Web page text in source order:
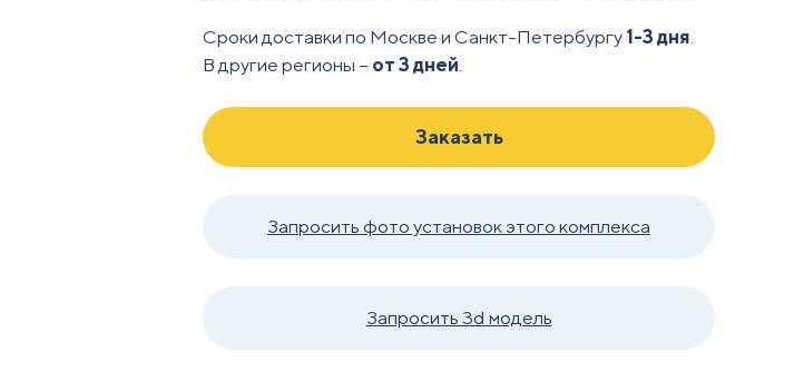
Сроки доставки по Москве и Санкт-Петербургу 1-3 дня
В другие регионы – от 3 дней
Заказать
Запросить фото установок этого комплекса
Запросить 3d модель